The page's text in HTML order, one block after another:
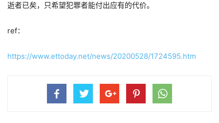
逝者已矣，只希望犯罪者能付出应有的代价。
ref：
https://www.ettoday.net/news/20200528/1724595.htm